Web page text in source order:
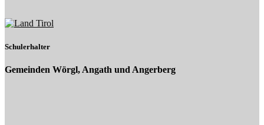
Schulerhalter
Gemeinden Wörgl, Angath und Angerberg